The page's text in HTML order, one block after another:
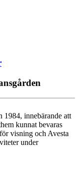
1984, innebärande att
kunnat bevaras
visning och Avesta
under